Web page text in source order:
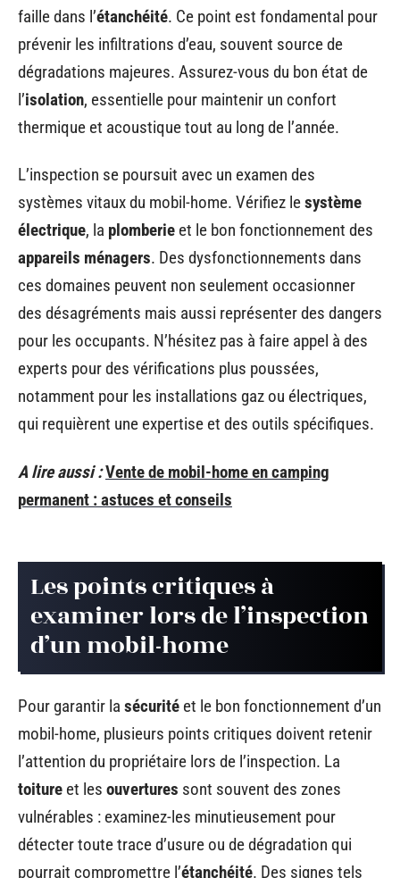
faille dans l’étanchéité. Ce point est fondamental pour
prévenir les infiltrations d’eau, souvent source de
dégradations majeures. Assurez-vous du bon état de
l’isolation, essentielle pour maintenir un confort
thermique et acoustique tout au long de l’année.
L’inspection se poursuit avec un examen des
systèmes vitaux du mobil-home. Vérifiez lesystème
électrique, la plomberie et le bon fonctionnement des
appareils ménagers. Des dysfonctionnements dans
ces domaines peuvent non seulement occasionner
des désagréments mais aussi représenter des dangers
pour les occupants. N’hésitez pas à faire appel à des
experts pour des vérifications plus poussées,
notamment pour les installations gaz ou électriques,
qui requièrent une expertise et des outils spécifiques.
A lire aussi :Vente de mobil-home en camping
permanent : astuces et conseils
Les points critiques à
examiner lors de l’inspection
d’un mobil-home
Pour garantir la sécurité et le bon fonctionnement d’un
mobil-home, plusieurs points critiques doivent retenir
l’attention du propriétaire lors de l’inspection. La
toiture et les ouvertures sont souvent des zones
vulnérables : examinez-les minutieusement pour
détecter toute trace d’usure ou de dégradation qui
pourrait compromettre l’étanchéité. Des signes tels